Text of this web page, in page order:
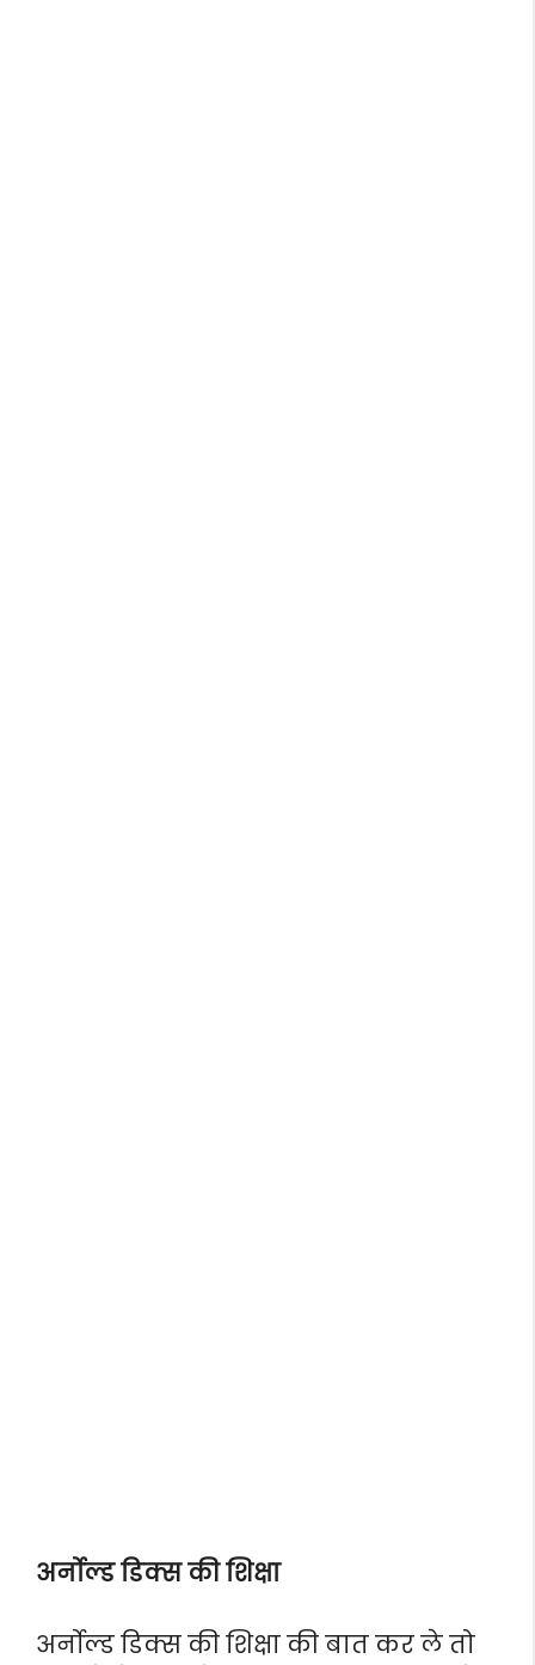
अर्नोल्ड डिक्स की शिक्षा
अर्नोल्ड डिक्स की शिक्षा की बात कर ले तो